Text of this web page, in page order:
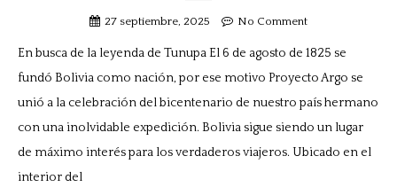
27 septiembre, 2025 No Comment
En busca de la leyenda de Tunupa El 6 de agosto de 1825 se
fundó Bolivia como nación, por ese motivo Proyecto Argo se
unió a la celebración del bicentenario de nuestro país hermano
con una inolvidable expedición. Bolivia sigue siendo un lugar
de máximo interés para los verdaderos viajeros. Ubicado en el
interior del